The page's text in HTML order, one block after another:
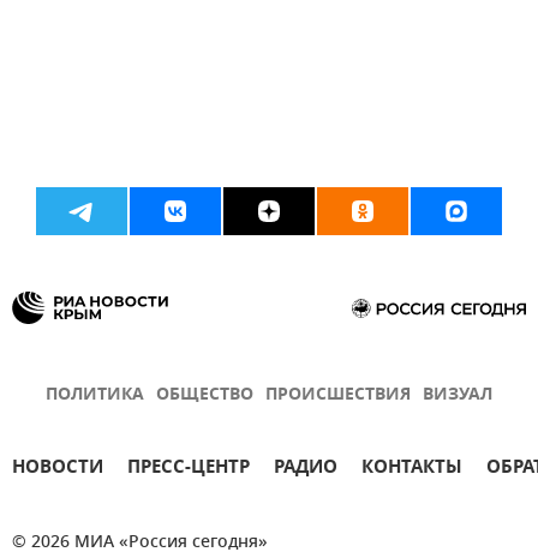
ПОЛИТИКА ОБЩЕСТВО ПРОИСШЕСТВИЯ ВИЗУАЛ
НОВОСТИ ПРЕСС-ЦЕНТР РАДИО КОНТАКТЫ
© 2026 МИА «Россия сегодня»